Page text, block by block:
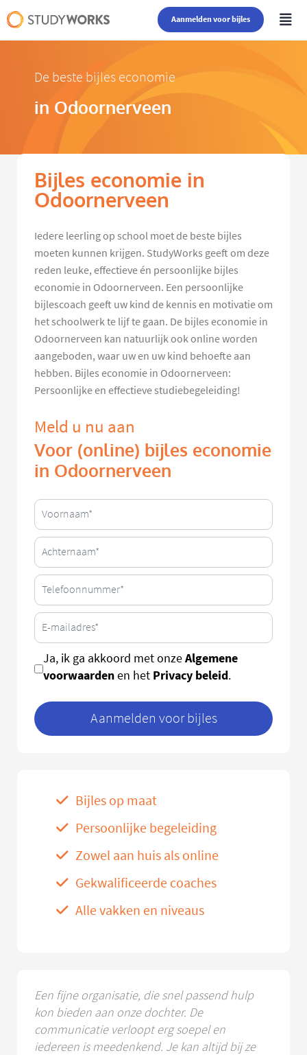
Aanmelden voor bijles
De beste bijles economie
in Odoornerveen
Bijles economie in
Odoornerveen
Iedere leerling op school moet de beste bijles
moeten kunnen krijgen. StudyWorks geeft om deze
reden leuke, effectieve én persoonlijke bijles
economie in Odoornerveen. Een persoonlijke
bijlescoach geeft uw kind de kennis en motivatie om
het schoolwerk te lijf te gaan. De bijles economie in
Odoornerveen kan natuurlijk ook online worden
aangeboden, waar uw en uw kind behoefte aan
hebben. Bijles economie in Odoornerveen:
Persoonlijke en effectieve studiebegeleiding!
Meld u nu aan
Voor (online) bijles economie
in Odoornerveen
Ja, ik ga akkoord met onzeAlgemene
voorwaardenen het Privacy beleid.
Aanmelden voor bijles
Bijles op maat
Persoonlijke begeleiding
Zowel aan huis als online
Gekwalificeerde coaches
Alle vakken en niveaus
Een fijne organisatie, die snel passend hulp
kon bieden aan onze dochter. De
communicatie verloopt erg soepel en
iedereen is meedenkend. Je kan altijd bij ze